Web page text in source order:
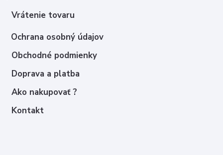
Vrátenie tovaru
Ochrana osobný údajov
Obchodné podmienky
Doprava a platba
Ako nakupovať ?
Kontakt